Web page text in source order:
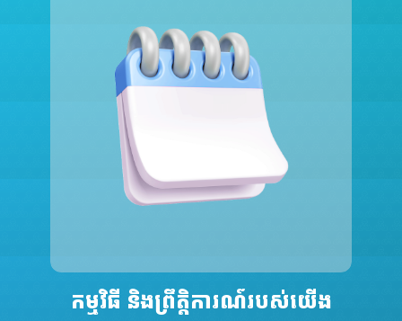
កម្មវិធី និងព្រឹត្តិការណ៍របស់យើង